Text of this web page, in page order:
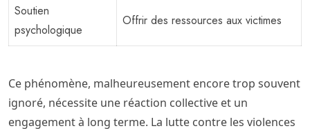
Soutien
psychologique
Offrir des ressources aux victimes
Ce phénomène, malheureusement encore trop souvent
ignoré, nécessite une réaction collective et un
engagement à long terme. La lutte contre les violences